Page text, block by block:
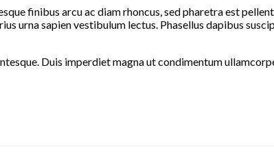
finibus arcu ac diam rhoncus, sed pharetra est
urna sapien vestibulum lectus. Phasellus dapibus
Duis imperdiet magna ut condimentum